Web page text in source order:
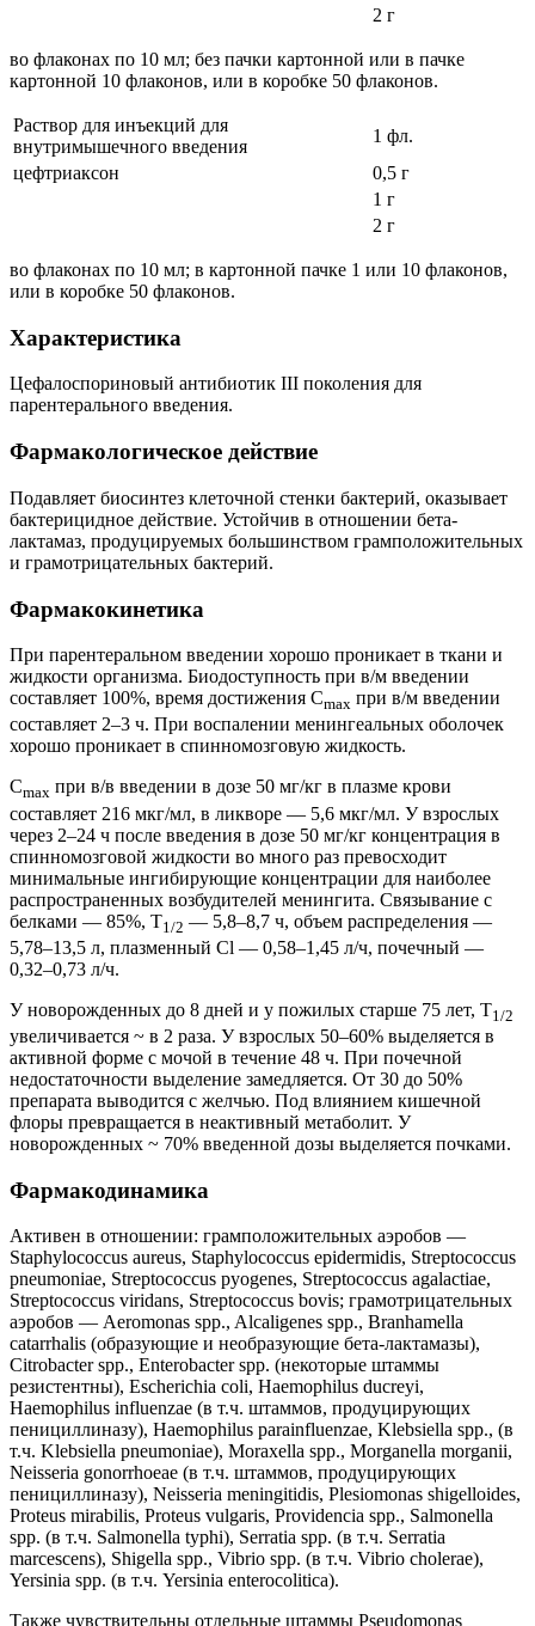
2 г
во флаконах по 10 мл; без пачки картонной или в пачке
картонной 10 флаконов, или в коробке 50 флаконов.
Раствор для инъекций для
внутримышечного введения
1 фл.
цефтриаксон
0,5 г
1 г
2 г
во флаконах по 10 мл; в картонной пачке 1 или 10 флаконов,
или в коробке 50 флаконов.
Характеристика
Цефалоспориновый антибиотик III поколения для
парентерального введения.
Фармакологическое действие
Подавляет биосинтез клеточной стенки бактерий, оказывает
бактерицидное действие. Устойчив в отношении бета-
лактамаз, продуцируемых большинством грамположительных
и грамотрицательных бактерий.
Фармакокинетика
При парентеральном введении хорошо проникает в ткани и
жидкости организма. Биодоступность при в/м введении
составляет 100%, время достижения Cmax при в/м введении
составляет 2–3 ч. При воспалении менингеальных оболочек
хорошо проникает в спинномозговую жидкость.
Cmax при в/в введении в дозе 50 мг/кг в плазме крови
составляет 216 мкг/мл, в ликворе — 5,6 мкг/мл. У взрослых
через 2–24 ч после введения в дозе 50 мг/кг концентрация в
спинномозговой жидкости во много раз превосходит
минимальные ингибирующие концентрации для наиболее
распространенных возбудителей менингита. Связывание с
белками — 85%, T1/2 — 5,8–8,7 ч, объем распределения —
5,78–13,5 л, плазменный Cl — 0,58–1,45 л/ч, почечный —
0,32–0,73 л/ч.
У новорожденных до 8 дней и у пожилых старше 75 лет, T1/2
увеличивается ~ в 2 раза. У взрослых 50–60% выделяется в
активной форме с мочой в течение 48 ч. При почечной
недостаточности выделение замедляется. От 30 до 50%
препарата выводится с желчью. Под влиянием кишечной
флоры превращается в неактивный метаболит. У
новорожденных ~ 70% введенной дозы выделяется почками.
Фармакодинамика
Активен в отношении: грамположительных аэробов —
Staphylococcus aureus, Staphylococcus epidermidis, Streptococcus
pneumoniae, Streptococcus pyogenes, Streptococcus agalactiae,
Streptococcus viridans, Streptococcus bovis; грамотрицательных
аэробов — Aeromonas spp., Alcaligenes spp., Branhamella
catarrhalis (образующие и необразующие бета-лактамазы),
Citrobacter spp., Enterobacter spp. (некоторые штаммы
резистентны), Escherichia coli, Haemophilus ducreyi,
Haemophilus influenzae (в т.ч. штаммов, продуцирующих
пенициллиназу), Haemophilus parainfluenzae, Klebsiella spp., (в
т.ч. Klebsiella pneumoniae), Moraxella spp., Morganella morganii,
Neisseria gonorrhoeae (в т.ч. штаммов, продуцирующих
пенициллиназу), Neisseria meningitidis, Plesiomonas shigelloides,
Proteus mirabilis, Proteus vulgaris, Providencia spp., Salmonella
spp. (в т.ч. Salmonella typhi), Serratia spp. (в т.ч. Serratia
marcescens), Shigella spp., Vibrio spp. (в т.ч. Vibrio cholerae),
Yersinia spp. (в т.ч. Yersinia enterocolitica).
Также чувствительны отдельные штаммы Pseudomonas